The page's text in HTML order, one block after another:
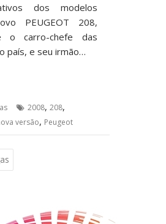
dos modelos
PEUGEOT 208,
o carro-chefe das
país, e seu irmão…
2008, 208,
versão, Peugeot